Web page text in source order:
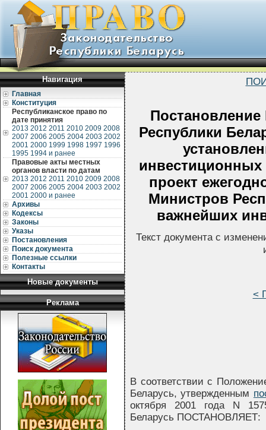
Навигация
Главная
Конституция
Республиканское право по
дате принятия
2013 2012 2011 2010 2009 2008
2007 2006 2005 2004 2003 2002
2001 2000 1999 1998 1997 1996
1995 1994 и ранее
Правовые акты местных
органов власти по датам
2013 2012 2011 2010 2009 2008
2007 2006 2005 2004 2003 2002
2001 2000 и ранее
Архивы
Кодексы
Законы
Указы
Постановления
Поиск документа
Полезные ссылки
Контакты
Новые документы
Реклама
Республики
проект
Министров
важнейших
Текст документа с
<
В соответствии с
Беларусь, утвержденным
октября 2001 года N
Беларусь ПОСТАНОВЛЯЕТ: